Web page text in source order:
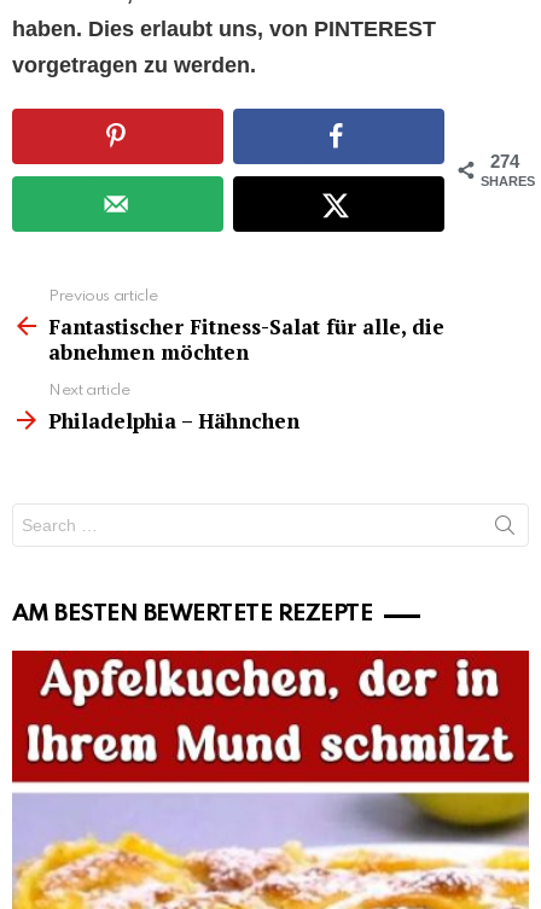
haben. Dies erlaubt uns, von PINTEREST
vorgetragen zu werden.
274
SHARES
more
Previous article
Fantastischer Fitness-Salat für alle, die
abnehmen möchten
Next article
Philadelphia – Hähnchen
for:
AM BESTEN BEWERTETE REZEPTE